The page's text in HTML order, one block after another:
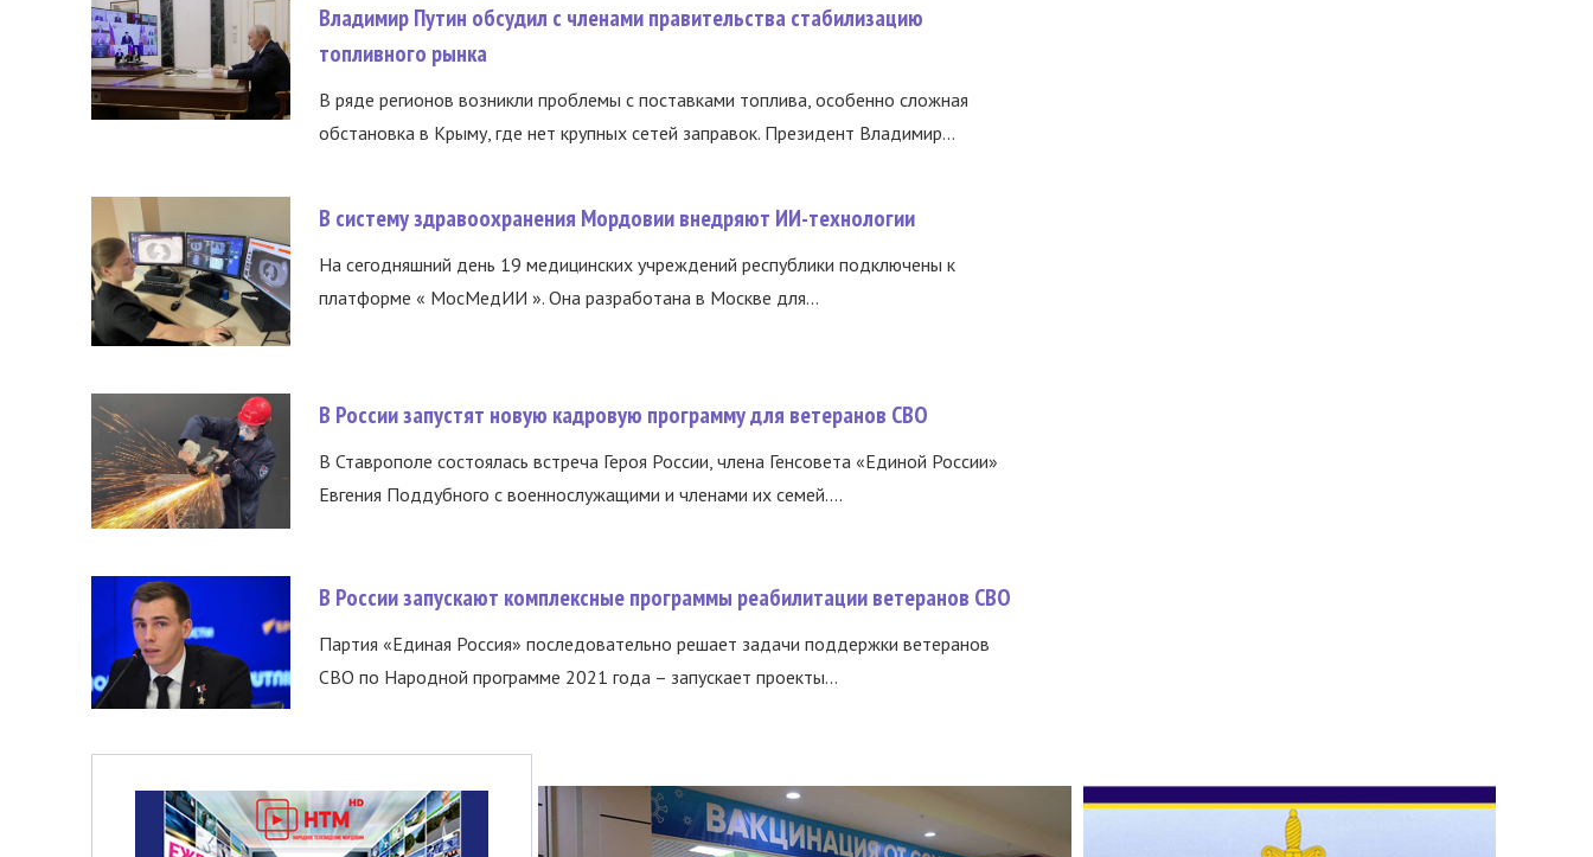
Владимир Путин обсудил с членами правительства стабилизацию
топливного рынка
В ряде регионов возникли проблемы с поставками топлива, особенно сложная
обстановка в Крыму, где нет крупных сетей заправок. Президент Владимир...
В систему здравоохранения Мордовии внедряют ИИ-технологии
На сегодняшний день 19 медицинских учреждений республики подключены к
платформе « МосМедИИ ». Она разработана в Москве для...
В России запустят новую кадровую программу для ветеранов СВО
В Ставрополе состоялась встреча Героя России, члена Генсовета «Единой России»
Евгения Поддубного с военнослужащими и членами их семей....
В России запускают комплексные программы реабилитации ветеранов СВО
Партия «Единая Россия» последовательно решает задачи поддержки ветеранов
СВО по Народной программе 2021 года – запускает проекты...